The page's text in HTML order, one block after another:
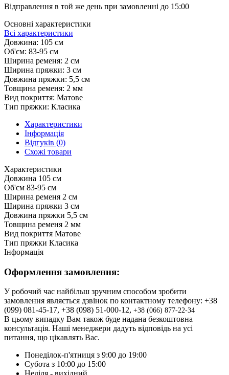
Відправлення в той же день при замовленні до 15:00
Основні характеристики
Всі характеристики
Довжина: 105 см
Об'єм: 83-95 см
Ширина ременя: 2 см
Ширина пряжки: 3 см
Довжина пряжки: 5,5 см
Товщина ременя: 2 мм
Вид покриття: Матове
Тип пряжки: Класика
Характеристики
Інформація
Відгуків (0)
Схожі товари
Характеристики
Довжина 105 см
Об'єм 83-95 см
Ширина ременя 2 см
Ширина пряжки 3 см
Довжина пряжки 5,5 см
Товщина ременя 2 мм
Вид покриття Матове
Тип пряжки Класика
Інформація
Оформлення замовлення:
У робочий час найбільш зручним способом зробити
замовлення являється дзвінок по контактному телефону: +38
(099) 081-45-17, +38 (098) 51-000-12, +38 (066) 877-22-34
В цьому випадку Вам також буде надана безкоштовна
консультація. Наші менеджери дадуть відповідь на усі
питання, що цікавлять Вас.
Понеділок-п'ятниця з 9:00 до 19:00
Субота з 10:00 до 15:00